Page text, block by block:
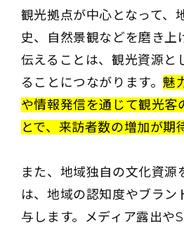
観光拠点が中心となって、
史、自然景観などを磨き上
伝えることは、観光資源と
ることにつながります。 魅
や情報発信を通じて観光客
とで、来訪者数の増加が期
また、地域独自の文化資源
は、地域の認知度やブラン
与します。メディア露出や